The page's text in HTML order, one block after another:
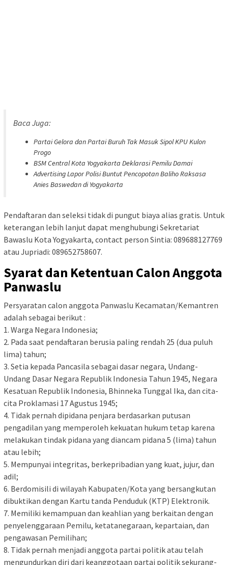
Baca Juga:
Partai Gelora dan Partai Buruh Tak Masuk Sipol KPU Kulon
Progo
BSM Central Kota Yogyakarta Deklarasi Pemilu Damai
Advertising Lapor Polisi Buntut Pencopotan Baliho Raksasa
Anies Baswedan di Yogyakarta
Pendaftaran dan seleksi tidak di pungut biaya alias gratis. Untuk
keterangan lebih lanjut dapat menghubungi Sekretariat
Bawaslu Kota Yogyakarta, contact person Sintia: 089688127769
atau Jupriadi: 089652758607.
Syarat dan Ketentuan Calon Anggota
Panwaslu
Persyaratan calon anggota Panwaslu Kecamatan/Kemantren
adalah sebagai berikut :
1. Warga Negara Indonesia;
2. Pada saat pendaftaran berusia paling rendah 25 (dua puluh
lima) tahun;
3. Setia kepada Pancasila sebagai dasar negara, Undang-
Undang Dasar Negara Republik Indonesia Tahun 1945, Negara
Kesatuan Republik Indonesia, Bhinneka Tunggal Ika, dan cita-
cita Proklamasi 17 Agustus 1945;
4. Tidak pernah dipidana penjara berdasarkan putusan
pengadilan yang memperoleh kekuatan hukum tetap karena
melakukan tindak pidana yang diancam pidana 5 (lima) tahun
atau lebih;
5. Mempunyai integritas, berkepribadian yang kuat, jujur, dan
adil;
6. Berdomisili di wilayah Kabupaten/Kota yang bersangkutan
dibuktikan dengan Kartu tanda Penduduk (KTP) Elektronik.
7. Memiliki kemampuan dan keahlian yang berkaitan dengan
penyelenggaraan Pemilu, ketatanegaraan, kepartaian, dan
pengawasan Pemilihan;
8. Tidak pernah menjadi anggota partai politik atau telah
mengundurkan diri dari keanggotaan partai politik sekurang-